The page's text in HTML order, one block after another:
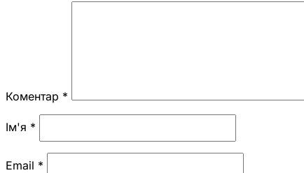
Коментар *
Ім'я *
Email *